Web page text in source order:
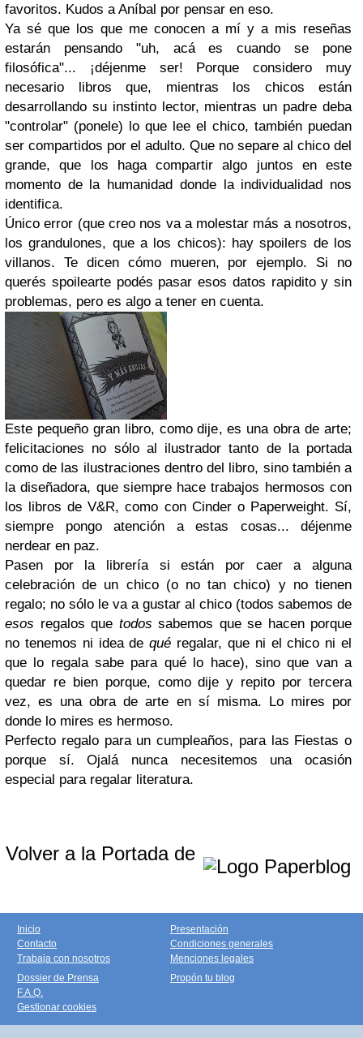
favoritos. Kudos a Aníbal por pensar en eso.
Ya sé que los que me conocen a mí y a mis reseñas
estarán pensando "uh, acá es cuando se pone
filosófica"... ¡déjenme ser! Porque considero muy
necesario libros que, mientras los chicos están
desarrollando su instinto lector, mientras un padre deba
"controlar" (ponele) lo que lee el chico, también puedan
ser compartidos por el adulto. Que no separe al chico del
grande, que los haga compartir algo juntos en este
momento de la humanidad donde la individualidad nos
identifica.
Único error (que creo nos va a molestar más a nosotros,
los grandulones, que a los chicos): hay spoilers de los
villanos. Te dicen cómo mueren, por ejemplo. Si no
querés spoilearte podés pasar esos datos rapidito y sin
problemas, pero es algo a tener en cuenta.
Este pequeño gran libro, como dije, es una obra de arte;
felicitaciones no sólo al ilustrador tanto de la portada
como de las ilustraciones dentro del libro, sino también a
la diseñadora, que siempre hace trabajos hermosos con
los libros de V&R, como con Cinder o Paperweight. Sí,
siempre pongo atención a estas cosas... déjenme
nerdear en paz.
Pasen por la librería si están por caer a alguna
celebración de un chico (o no tan chico) y no tienen
regalo; no sólo le va a gustar al chico (todos sabemos de
esos regalos que todos sabemos que se hacen porque
no tenemos ni idea dequé regalar, que ni el chico ni el
que lo regala sabe para qué lo hace), sino que van a
quedar re bien porque, como dije y repito por tercera
vez, es una obra de arte en sí misma. Lo mires por
donde lo mires es hermoso.
Perfecto regalo para un cumpleaños, para las Fiestas o
porque sí. Ojalá nunca necesitemos una ocasión
especial para regalar literatura.
Volver a la Portada de
Inicio
Contacto
Trabaja con nosotros
Presentación
Condiciones generales
Menciones legales
Dossier de Prensa
F.A.Q.
Gestionar cookies
Propón tu blog